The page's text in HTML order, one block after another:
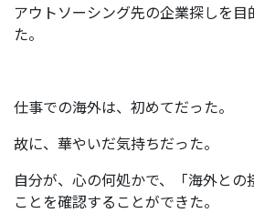
アウトソーシング先の企業探しを目
た。
仕事での海外は、初めてだった。
故に、華やいだ気持ちだった。
自分が、心の何処かで、「海外と
ことを確認することができた。